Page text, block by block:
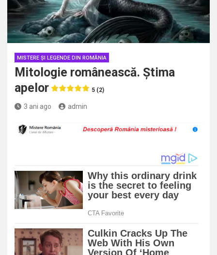
MISTERE ȘI LEGENDE DIN ROMÂNIA
Mitologie românească. Știma
apelor
5 (2)
3 ani ago admin